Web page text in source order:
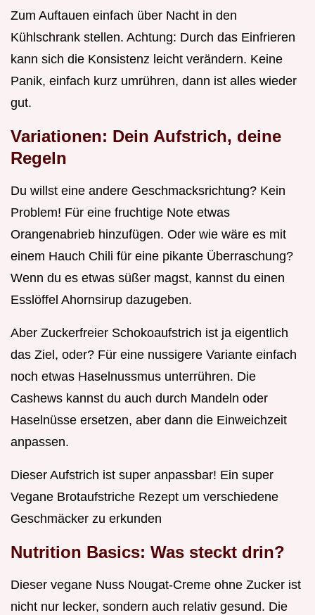
Zum Auftauen einfach über Nacht in den
Kühlschrank stellen. Achtung: Durch das Einfrieren
kann sich die Konsistenz leicht verändern. Keine
Panik, einfach kurz umrühren, dann ist alles wieder
gut.
Variationen: Dein Aufstrich, deine
Regeln
Du willst eine andere Geschmacksrichtung? Kein
Problem! Für eine fruchtige Note etwas
Orangenabrieb hinzufügen. Oder wie wäre es mit
einem Hauch Chili für eine pikante Überraschung?
Wenn du es etwas süßer magst, kannst du einen
Esslöffel Ahornsirup dazugeben.
Aber Zuckerfreier Schokoaufstrich ist ja eigentlich
das Ziel, oder? Für eine nussigere Variante einfach
noch etwas Haselnussmus unterrühren. Die
Cashews kannst du auch durch Mandeln oder
Haselnüsse ersetzen, aber dann die Einweichzeit
anpassen.
Dieser Aufstrich ist super anpassbar! Ein super
Vegane Brotaufstriche Rezept um verschiedene
Geschmäcker zu erkunden
Nutrition Basics: Was steckt drin?
Dieser vegane Nuss Nougat-Creme ohne Zucker ist
nicht nur lecker, sondern auch relativ gesund. Die